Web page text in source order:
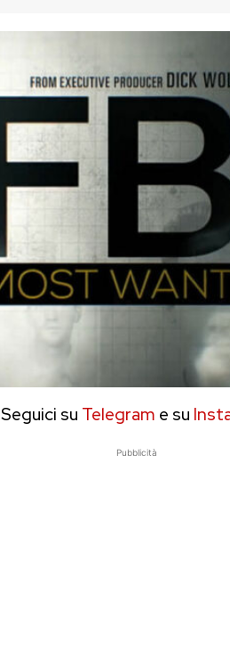
Seguici su Telegram e su
Pubblicità